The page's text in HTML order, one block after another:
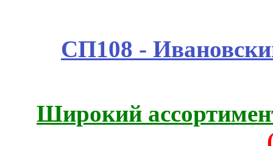
СП108 -
Широкий